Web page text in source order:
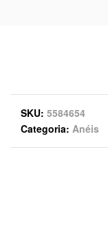
SKU 5584654
Categoria Anéis